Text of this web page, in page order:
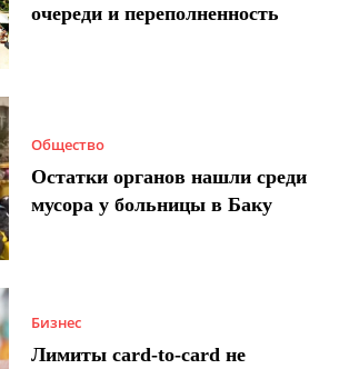
очереди и переполненность
Общество
Остатки органов нашли среди
мусора у больницы в Баку
Бизнес
Лимиты card-to-card не